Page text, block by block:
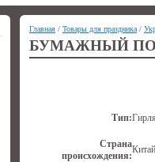
Главная / Товары для праздника /
БУМАЖНЫЙ
Тип:
Страна
происхождения:
Китай